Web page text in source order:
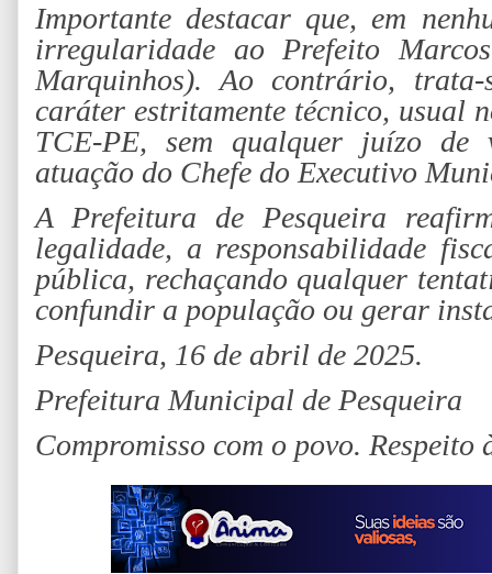
Importante destacar que, em
irregularidade ao Prefeito
Marquinhos). Ao contrário,
caráter estritamente técnico, usual
TCE-PE, sem qualquer juízo
atuação do Chefe do Executivo
A Prefeitura de Pesqueira
legalidade, a responsabilidade
pública, rechaçando qualquer
confundir a população ou gerar
Pesqueira, 16 de abril de 2025.
Prefeitura Municipal de Pesqueira
Compromisso com o povo. Respeito